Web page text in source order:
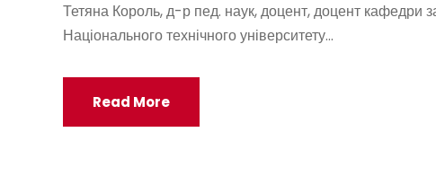
Тетяна Король, д-р пед. наук, доцент, доцент кафедри
Національного технічного університету...
Read More